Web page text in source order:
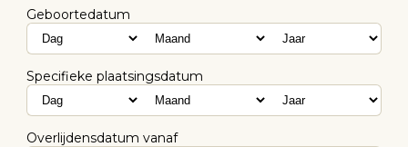
Geboortedatum
Specifieke plaatsingsdatum
Overlijdensdatum vanaf